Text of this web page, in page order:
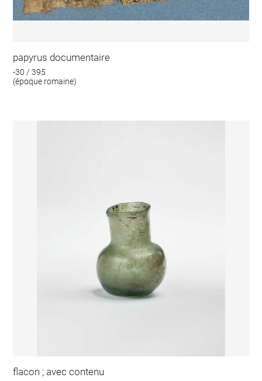
papyrus documentaire
-30 / 395
(époque romaine)
flacon ; avec contenu